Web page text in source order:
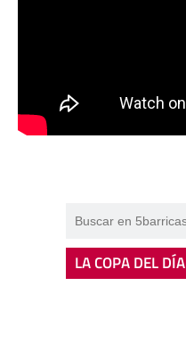
LA COPA DEL DÍA